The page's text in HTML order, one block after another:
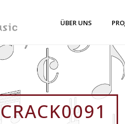
ÜBER UNS
CRACK0091